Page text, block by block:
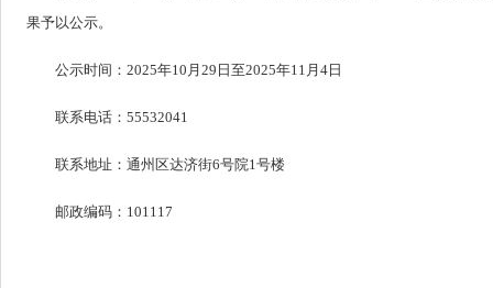
果予以公示。
公示时间：2025年10月29日至2025年11月4日
联系电话：55532041
联系地址：通州区达济街6号院1号楼
邮政编码：101117